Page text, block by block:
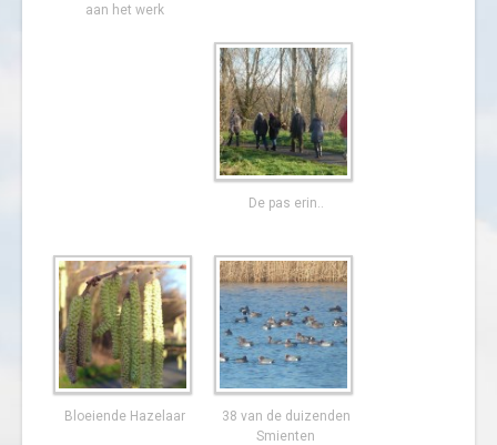
aan het werk
De pas erin..
Bloeiende Hazelaar
38 van de duizenden
Smienten